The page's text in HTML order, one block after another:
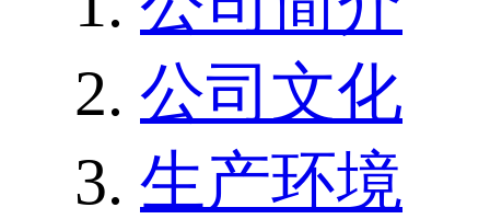
公司文化
生产环境